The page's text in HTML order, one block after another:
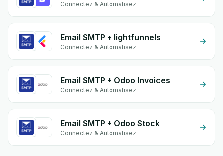
Connectez & Automatisez
Email SMTP + lightfunnels
Connectez & Automatisez
Email SMTP + Odoo Invoices
Connectez & Automatisez
Email SMTP + Odoo Stock
Connectez & Automatisez